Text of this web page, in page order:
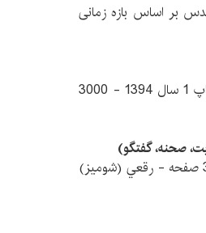
بر اساس بازه زمانی
غلامرضا عراقي - رادمند - 136 صفحه - وزيري (شوميز) - چاپ 1 سال 1394 - 3000
صحنه، گفتگو)
سيده‌صديقه رستگارفرد ؛ علي‌محمد قلي‌پور - فرهنگ مانا - 344 صفحه - رقعي (شوميز)